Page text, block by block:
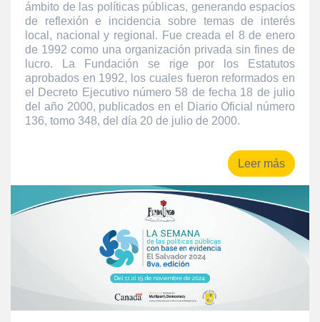
ámbito de las políticas públicas, generando espacios
de reflexión e incidencia sobre temas de interés
local, nacional y regional. Fue creada el 8 de enero
de 1992 como una organización privada sin fines de
lucro. La Fundación se rige por los Estatutos
aprobados en 1992, los cuales fueron reformados en
el Decreto Ejecutivo número 58 de fecha 18 de julio
del año 2000, publicados en el Diario Oficial número
136, tomo 348, del día 20 de julio de 2000.
Leer más